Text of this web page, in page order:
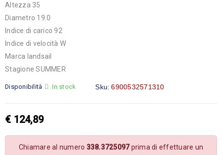
Altezza 35
Diametro 19.0
Indice di carico 92
Indice di velocità W
Marca landsail
Stagione SUMMER
Disponibilità In stock Sku: 6900532571310
€ 124,89
Chiamare al numero 338.3725097prima di effettuare un